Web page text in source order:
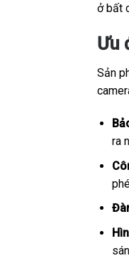
ở bất
Ưu
Sản
ra